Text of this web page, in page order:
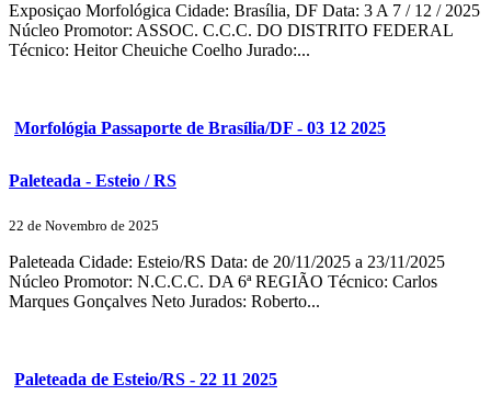
Exposiçao Morfológica Cidade: Brasília, DF Data: 3 A 7 / 12 / 2025
Núcleo Promotor: ASSOC. C.C.C. DO DISTRITO FEDERAL
Técnico: Heitor Cheuiche Coelho Jurado:...
Morfológia Passaporte de Brasília/DF - 03 12 2025
Paleteada - Esteio / RS
22 de Novembro de 2025
Paleteada Cidade: Esteio/RS Data: de 20/11/2025 a 23/11/2025
Núcleo Promotor: N.C.C.C. DA 6ª REGIÃO Técnico: Carlos
Marques Gonçalves Neto Jurados: Roberto...
Paleteada de Esteio/RS - 22 11 2025